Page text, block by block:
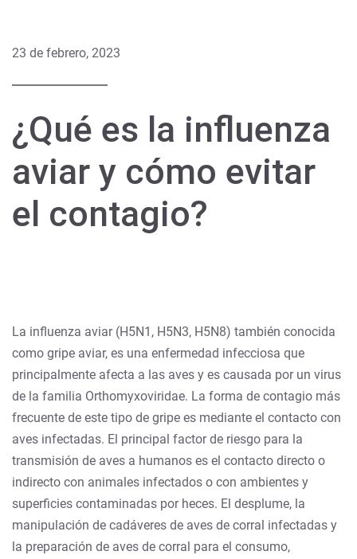
23 de febrero, 2023
¿Qué es la influenza
aviar y cómo evitar
el contagio?
La influenza aviar (H5N1, H5N3, H5N8) también conocida
como gripe aviar, es una enfermedad infecciosa que
principalmente afecta a las aves y es causada por un virus
de la familia Orthomyxoviridae. La forma de contagio más
frecuente de este tipo de gripe es mediante el contacto con
aves infectadas. El principal factor de riesgo para la
transmisión de aves a humanos es el contacto directo o
indirecto con animales infectados o con ambientes y
superficies contaminadas por heces. El desplume, la
manipulación de cadáveres de aves de corral infectadas y
la preparación de aves de corral para el consumo,